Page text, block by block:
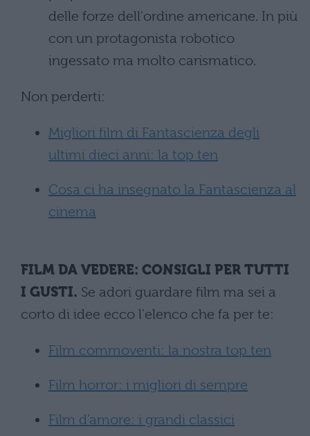
delle forze dell'ordine americane. In più
con un protagonista robotico
ingessato ma molto carismatico.
Non perderti:
Migliori film di Fantascienza degli
ultimi dieci anni: la top ten
Cosa ci ha insegnato la Fantascienza al
cinema
FILM DA VEDERE: CONSIGLI PER TUTTI
I GUSTI. Se adori guardare film ma sei a
corto di idee ecco l'elenco che fa per te:
Film commoventi: la nostra top ten
Film horror: i migliori di sempre
Film d'amore: i grandi classici